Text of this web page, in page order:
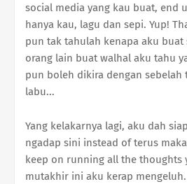
social media yang kau buat, end
hanya kau, lagu dan sepi. Yup!
pun tak tahulah kenapa aku buat
orang lain buat walhal aku tahu
pun boleh dikira dengan sebelah
labu...
Yang kelakarnya lagi, aku dah
ngadap sini instead of terus
keep on running all the thoughts
mutakhir ini aku kerap mengeluh.